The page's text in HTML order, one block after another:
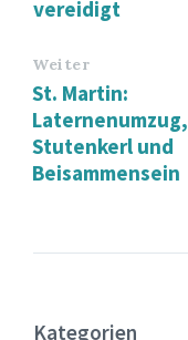
vereidigt
Weiter
St. Martin:
Laternenumzug,
Stutenkerl und
Beisammensein
Kategorien